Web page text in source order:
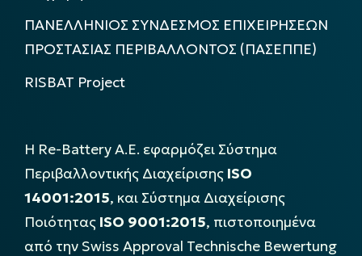
ΠΑΝΕΛΛΗΝΙΟΣ ΣΥΝΔΕΣΜΟΣ ΕΠΙΧΕΙΡΗΣΕΩΝ
ΠΡΟΣΤΑΣΙΑΣ ΠΕΡΙΒΑΛΛΟΝΤΟΣ (ΠΑΣΕΠΠΕ)
RISBAT Project
Η Re-Battery Α.Ε. εφαρμόζει Σύστημα
Περιβαλλοντικής Διαχείρισης ISO
14001:2015, και Σύστημα Διαχείρισης
Ποιότητας ISO 9001:2015, πιστοποιημένα
από την Swiss Approval Technische Bewertung